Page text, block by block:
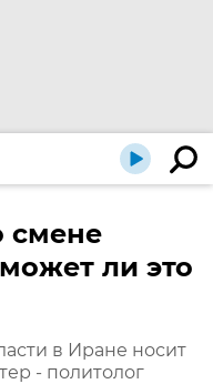
смене
ли это
в Иране носит
- политолог